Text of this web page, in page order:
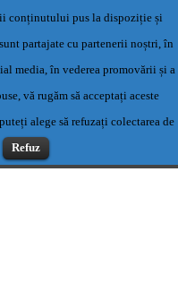
Servicii content writing-
conținutului pus la dispoziție și
partajate cu partenerii noștri, în
media, în vederea promovării și a
vă rugăm să acceptați aceste
alege să refuzați colectarea de
Refuz